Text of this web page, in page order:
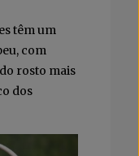
têm um
com
rosto mais
dos